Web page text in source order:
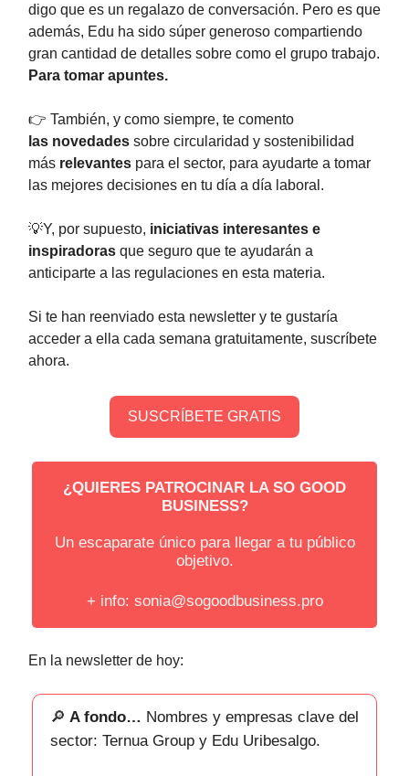
digo que es un regalazo de conversación. Pero es que
además, Edu ha sido súper generoso compartiendo
gran cantidad de detalles sobre como el grupo trabajo.
Para tomar apuntes.
👉 También, y como siempre, te comento
las novedades sobre circularidad y sostenibilidad
más relevantes para el sector, para ayudarte a tomar
las mejores decisiones en tu día a día laboral.
💡Y, por supuesto, iniciativas interesantes e
inspiradoras que seguro que te ayudarán a
anticiparte a las regulaciones en esta materia.
Si te han reenviado esta newsletter y te gustaría
acceder a ella cada semana gratuitamente, suscríbete
ahora.
SUSCRÍBETE GRATIS
¿QUIERES PATROCINAR LA SO GOOD
BUSINESS?
Un escaparate único para llegar a tu público
objetivo.
+ info: sonia@sogoodbusiness.pro
En la newsletter de hoy:
🔎 A fondo… Nombres y empresas clave del
sector: Ternua Group y Edu Uribesalgo.